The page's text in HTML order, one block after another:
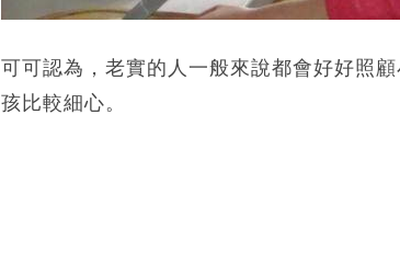
可可認為，老實的人一般來說都會好好照
孩比較細心。